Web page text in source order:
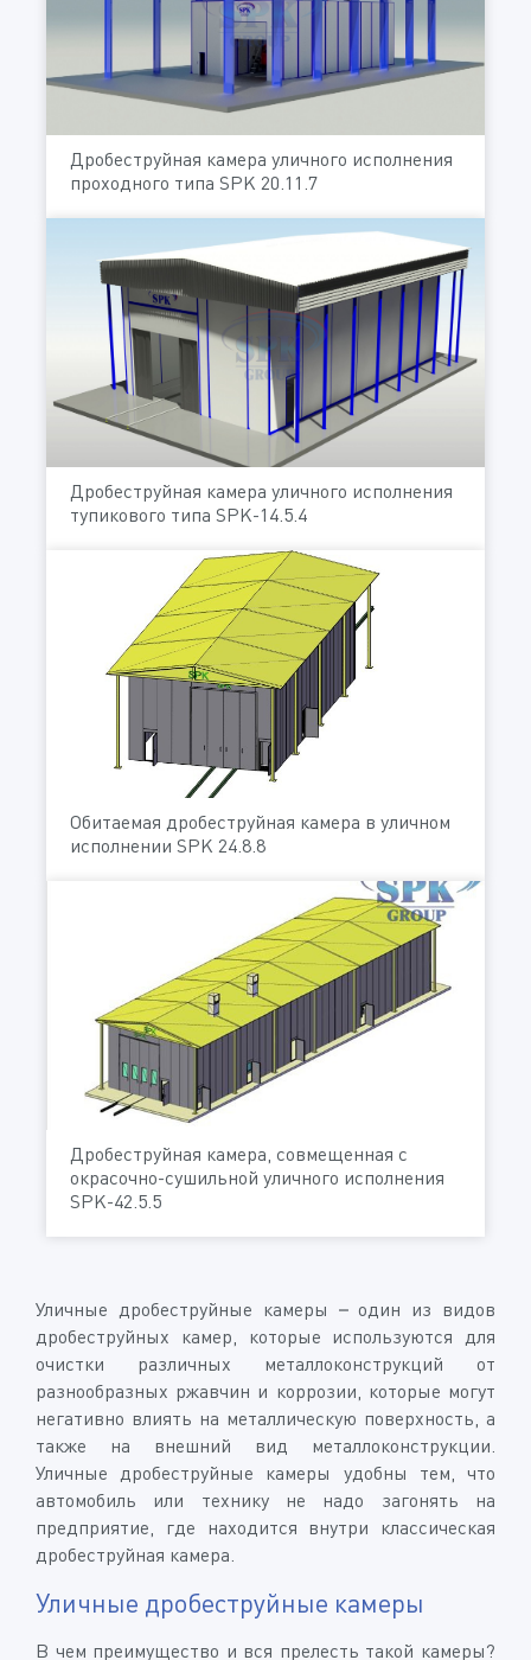
Дробеструйная камера уличного исполнения
проходного типа SPK 20.11.7
Дробеструйная камера уличного исполнения
тупикового типа SPK-14.5.4
Обитаемая дробеструйная камера в уличном
исполнении SPK 24.8.8
Дробеструйная камера, совмещенная с
окрасочно-сушильной уличного исполнения
SPK-42.5.5
Уличные дробеструйные камеры – один из видов
дробеструйных камер, которые используются для
очистки различных металлоконструкций от
разнообразных ржавчин и коррозии, которые могут
негативно влиять на металлическую поверхность, а
также на внешний вид металлоконструкции.
Уличные дробеструйные камеры удобны тем, что
автомобиль или технику не надо загонять на
предприятие, где находится внутри классическая
дробеструйная камера.
Уличные дробеструйные камеры
В чем преимущество и вся прелесть такой камеры?